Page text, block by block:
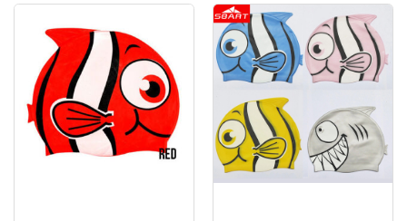
125,000₫.là: